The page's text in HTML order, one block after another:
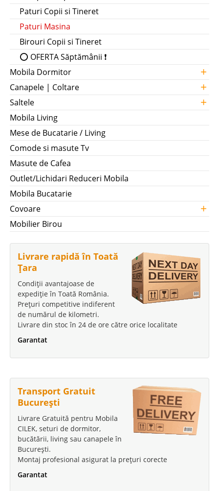
Paturi Copii si Tineret
Paturi Masina
Birouri Copii si Tineret
⭕ OFERTA Săptămânii ❗
Mobila Dormitor
+
Canapele | Coltare +
Saltele +
Mobila Living
Mese de Bucatarie / Living
Comode si masute Tv
Masute de Cafea
Outlet/Lichidari Reduceri Mobila
Mobila Bucatarie
Covoare
+
Mobilier Birou
Livrare rapidă în Toată
Țara
Condiții avantajoase de
expediție în Toată România.
Prețuri competitive indiferent
de numărul de kilometri.
Livrare din stoc în 24 de ore către orice localitate
Garantat
Transport Gratuit
București
Livrare Gratuită pentru Mobila
CILEK, seturi de dormitor,
bucătării, living sau canapele în
București.
Montaj profesional asigurat la prețuri corecte
Garantat